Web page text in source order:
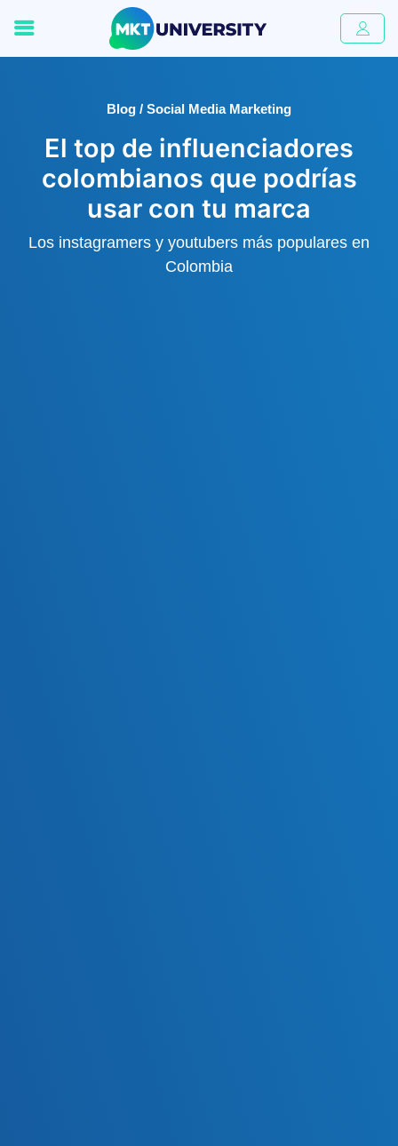
Blog / Social Media Marketing
El top de influenciadores
colombianos que podrías
usar con tu marca
Los instagramers y youtubers más populares en
Colombia